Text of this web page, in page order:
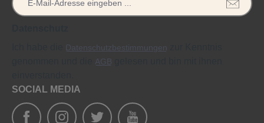
Datenschutzbestimmungen
AGB
SOCIAL MEDIA